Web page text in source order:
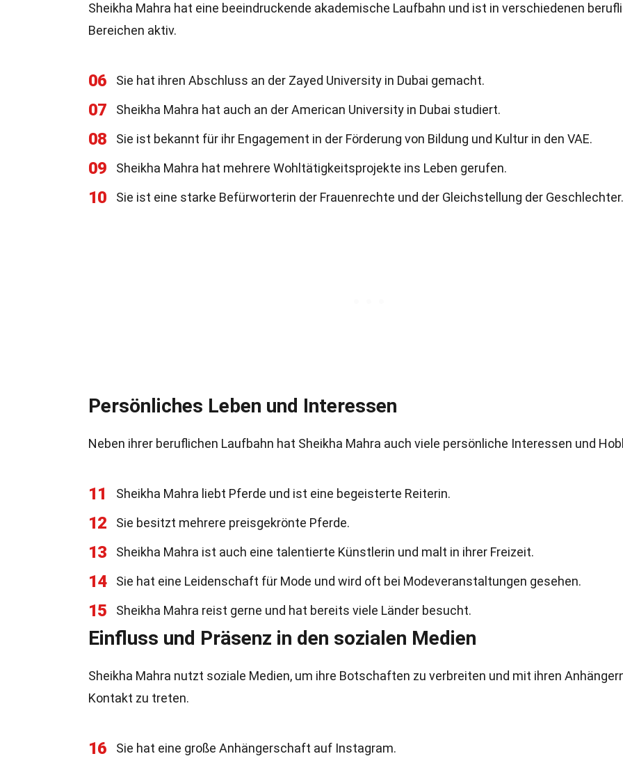
Sheikha Mahra hat eine beeindruckende akademische Laufbahn und ist in verschiedenen
Bereichen aktiv.
06 Sie hat ihren Abschluss an der Zayed University in Dubai gemacht.
07 Sheikha Mahra hat auch an der American University in Dubai studiert.
08 Sie ist bekannt für ihr Engagement in der Förderung von Bildung und Kultur in den VAE.
09 Sheikha Mahra hat mehrere Wohltätigkeitsprojekte ins Leben gerufen.
10 Sie ist eine starke Befürworterin der Frauenrechte und der Gleichstellung der Geschlechter.
Persönliches Leben und Interessen
Neben ihrer beruflichen Laufbahn hat Sheikha Mahra auch viele persönliche Interessen und
11 Sheikha Mahra liebt Pferde und ist eine begeisterte Reiterin.
12 Sie besitzt mehrere preisgekrönte Pferde.
13 Sheikha Mahra ist auch eine talentierte Künstlerin und malt in ihrer Freizeit.
14 Sie hat eine Leidenschaft für Mode und wird oft bei Modeveranstaltungen gesehen.
15 Sheikha Mahra reist gerne und hat bereits viele Länder besucht.
Einfluss und Präsenz in den sozialen Medien
Sheikha Mahra nutzt soziale Medien, um ihre Botschaften zu verbreiten und mit ihren
Kontakt zu treten.
16 Sie hat eine große Anhängerschaft auf Instagram.